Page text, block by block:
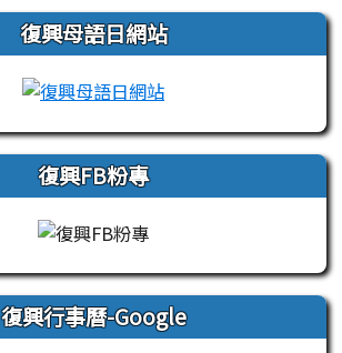
復興母語日網站
link to https://
復興FB粉專
復興行事曆-Google